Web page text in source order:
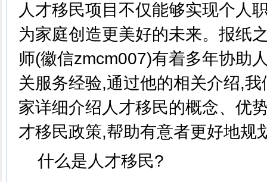
人才移民项目不仅能够实现个人
为家庭创造更美好的未来。报纸
师(徽信zmcm007)有着多年协助
关服务经验,通过他的相关介绍,
家详细介绍人才移民的概念、优
才移民政策,帮助有意者更好地规
什么是人才移民?